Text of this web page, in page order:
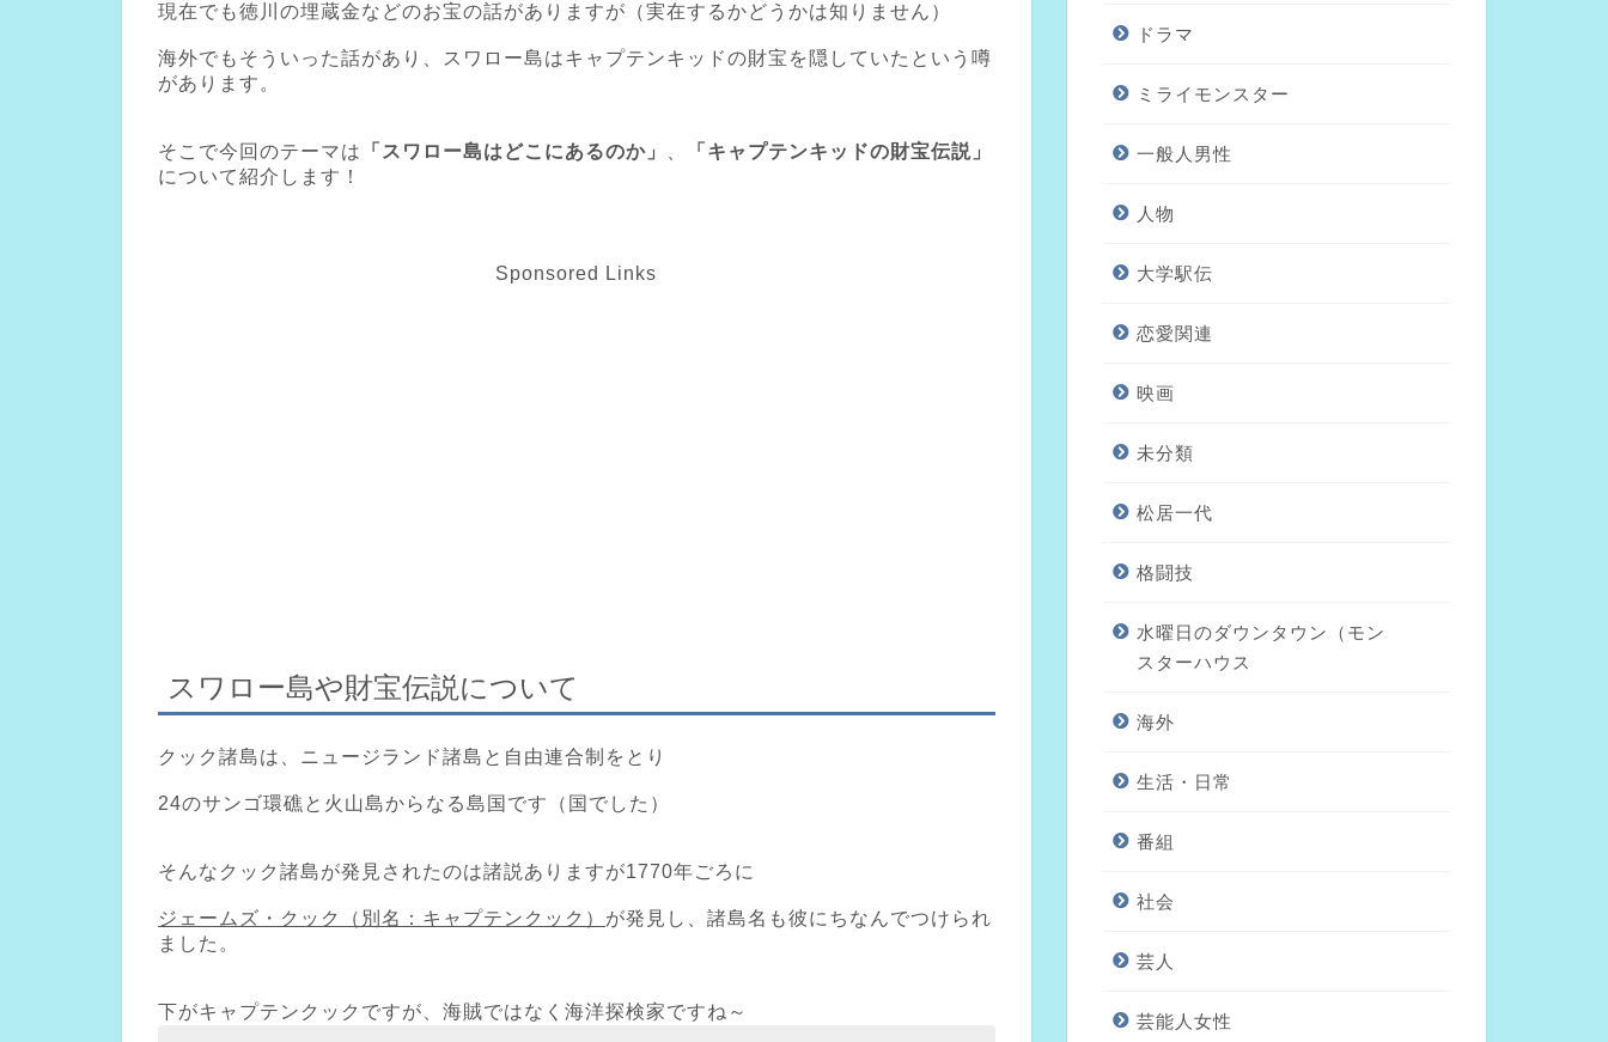
現在でも徳川の埋蔵金などのお宝の話がありますが（実在するかどうかは知りません）
海外でもそういった話があり、スワロー島はキャプテンキッドの財宝を隠していたという噂
があります。
そこで今回のテーマは 「スワロー島はどこにあるのか」
「キャプテンキッドの財宝伝説」
について紹介します！
Sponsored Links
スワロー島や財宝伝説について
クック諸島は、ニュージランド諸島と自由連合制をとり
24のサンゴ環礁と火山島からなる島国です（国でした）
そんなクック諸島が発見されたのは諸説ありますが1770年ごろに
ジェームズ・クック（別名：キャプテンクック） が発見し、諸島名も彼にちなんでつけられ
ました。
下がキャプテンクックですが、海賊ではなく海洋探検家ですね～
ドラマ
ミライモンスター
一般人男性
人物
大学駅伝
恋愛関連
映画
未分類
松居一代
格闘技
水曜日のダウンタウン（モン
スターハウス
海外
生活・日常
番組
社会
芸人
芸能人女性